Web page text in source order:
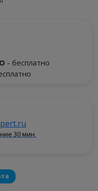
- бесплатно
30 мин.